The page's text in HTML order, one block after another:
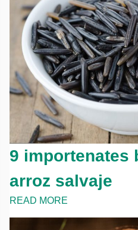
9 importenates
arroz salvaje
READ MORE